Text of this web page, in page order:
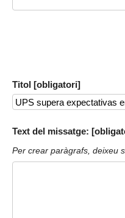
Titol [obligatori]
Text del missatge:
Per crear paràgrafs, deixeu